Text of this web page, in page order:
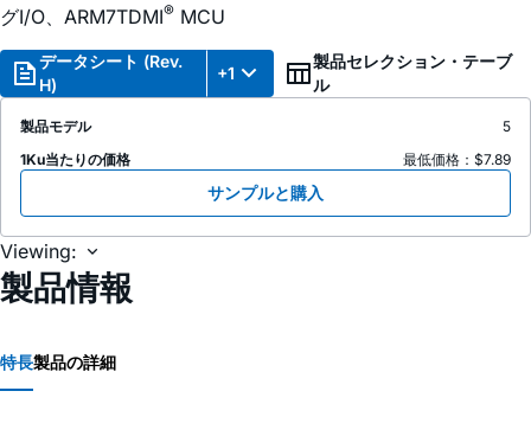
グI/O、ARM7TDMI® MCU
データシート (Rev.
H)
+1
製品セレクション・テーブ
ル
製品モデル
5
1Ku当たりの価格
最低価格：$7.89
サンプルと購入
Viewing:
製品情報
特長製品の詳細